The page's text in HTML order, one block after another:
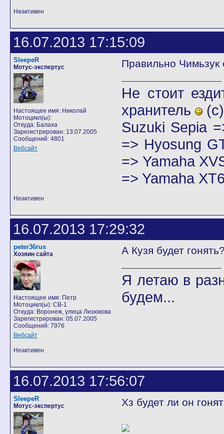
Неактивен
16.07.2013 17:15:09
SleepeR
Мотус-экспертус
Настоящее имя: Николай
Мотоцикл(ы):
Откуда: Балаха
Зарегистрирован: 13.07.2005
Сообщений: 4801
Вебсайт
Правильно
Не стоит
хранитель
(с)
Suzuki Sepia
=> Hyosung
=> Yamaha
=> Yamaha
Неактивен
16.07.2013 17:29:32
peter36rus
Хозяин сайта
Настоящее имя: Петр
Мотоцикл(ы): CB-1
Откуда: Воронеж, улица Лизюкова
Зарегистрирован: 05.07.2005
Сообщений: 7976
Вебсайт
А Кузя будет
Я летаю в
будем...
Неактивен
16.07.2013 17:56:07
SleepeR
Мотус-экспертус Хз будет ли он